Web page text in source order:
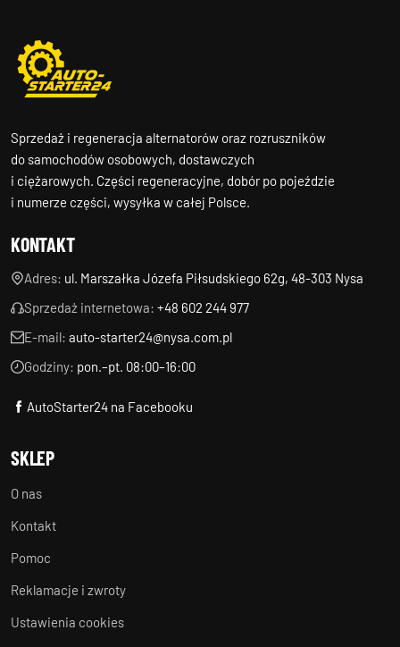
Sprzedaż i regeneracja alternatorów oraz rozruszników
do samochodów osobowych, dostawczych
i ciężarowych. Części regeneracyjne, dobór po pojeździe
i numerze części, wysyłka w całej Polsce.
KONTAKT
Adres: ul. Marszałka Józefa Piłsudskiego 62g, 48-303 Nysa
Sprzedaż internetowa: +48 602 244 977
E-mail: auto-starter24@nysa.com.pl
Godziny: pon.–pt. 08:00–16:00
AutoStarter24 na Facebooku
SKLEP
O nas
Kontakt
Pomoc
Reklamacje i zwroty
Ustawienia cookies